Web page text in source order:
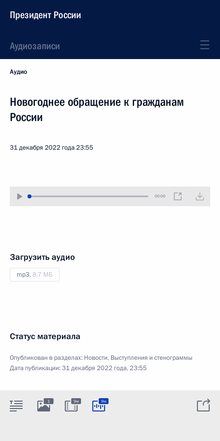
Президент России
Аудиозаписи
Аудио
Новогоднее обращение к гражданам
России
31 декабря 2022 года23:55
00:00
Загрузить аудио
mp3,8.7 МБ
Статус материала
Опубликован в разделах: Новости, Выступления и стенограммы
Дата публикации:31 декабря 2022 года, 23:55
1 9м 9м